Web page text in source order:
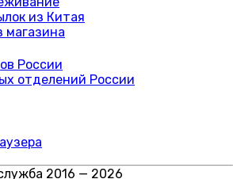
из Китая
магазина
России
отделений России
2016 — 2026